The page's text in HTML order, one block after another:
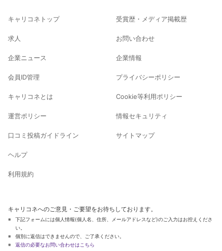
キャリコネトップ
求人
企業ニュース
会員ID管理
キャリコネとは
運営ポリシー
口コミ投稿ガイドライン
ヘルプ
利用規約
受賞歴・メディア掲載歴
お問い合わせ
企業情報
プライバシーポリシー
Cookie等利用ポリシー
情報セキュリティ
サイトマップ
キャリコネへのご意見・ご要望をお待ちしております。
下記フォームには個人情報(個人名、住所、メールアドレスなど)のご入力はお控えくださ
い。
個別に返信はできませんので、ご了承ください。
返信の必要なお問い合わせはこちら